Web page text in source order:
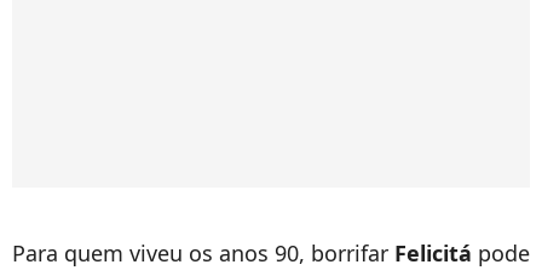
Para quem viveu os anos 90, borrifar Felicitá pode